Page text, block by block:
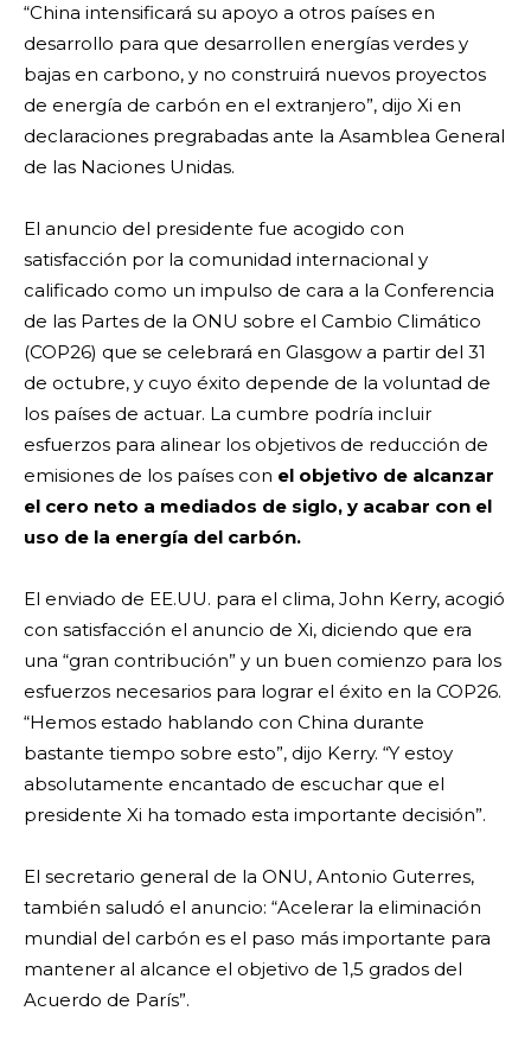
“China intensificará su apoyo a otros países en
desarrollo para que desarrollen energías verdes y
bajas en carbono, y no construirá nuevos proyectos
de energía de carbón en el extranjero”, dijo Xi en
declaraciones pregrabadas ante la Asamblea General
de las Naciones Unidas.
El anuncio del presidente fue acogido con
satisfacción por la comunidad internacional y
calificado como un impulso de cara a la Conferencia
de las Partes de la ONU sobre el Cambio Climático
(COP26) que se celebrará en Glasgow a partir del 31
de octubre, y cuyo éxito depende de la voluntad de
los países de actuar. La cumbre podría incluir
esfuerzos para alinear los objetivos de reducción de
emisiones de los países con el objetivo de alcanzar
el cero neto a mediados de siglo, y acabar con el
uso de la energía del carbón.
El enviado de EE.UU. para el clima, John Kerry, acogió
con satisfacción el anuncio de Xi, diciendo que era
una “gran contribución” y un buen comienzo para los
esfuerzos necesarios para lograr el éxito en la COP26.
“Hemos estado hablando con China durante
bastante tiempo sobre esto”, dijo Kerry. “Y estoy
absolutamente encantado de escuchar que el
presidente Xi ha tomado esta importante decisión”.
El secretario general de la ONU, Antonio Guterres,
también saludó el anuncio: “Acelerar la eliminación
mundial del carbón es el paso más importante para
mantener al alcance el objetivo de 1,5 grados del
Acuerdo de París”.